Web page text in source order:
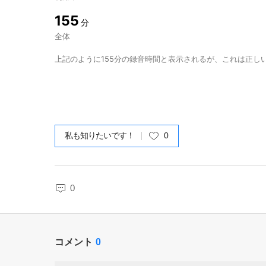
155 分
全体
上記のように155分の録音時間と表示されるが、これは正し
私も知りたいです！ 0
0
コメント 0